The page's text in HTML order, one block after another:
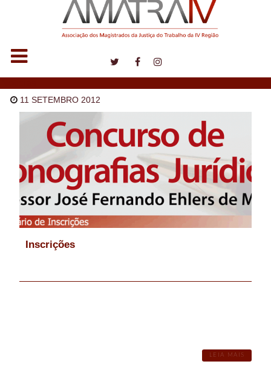
11 SETEMBRO 2012
Inscrições
LEIA MAIS